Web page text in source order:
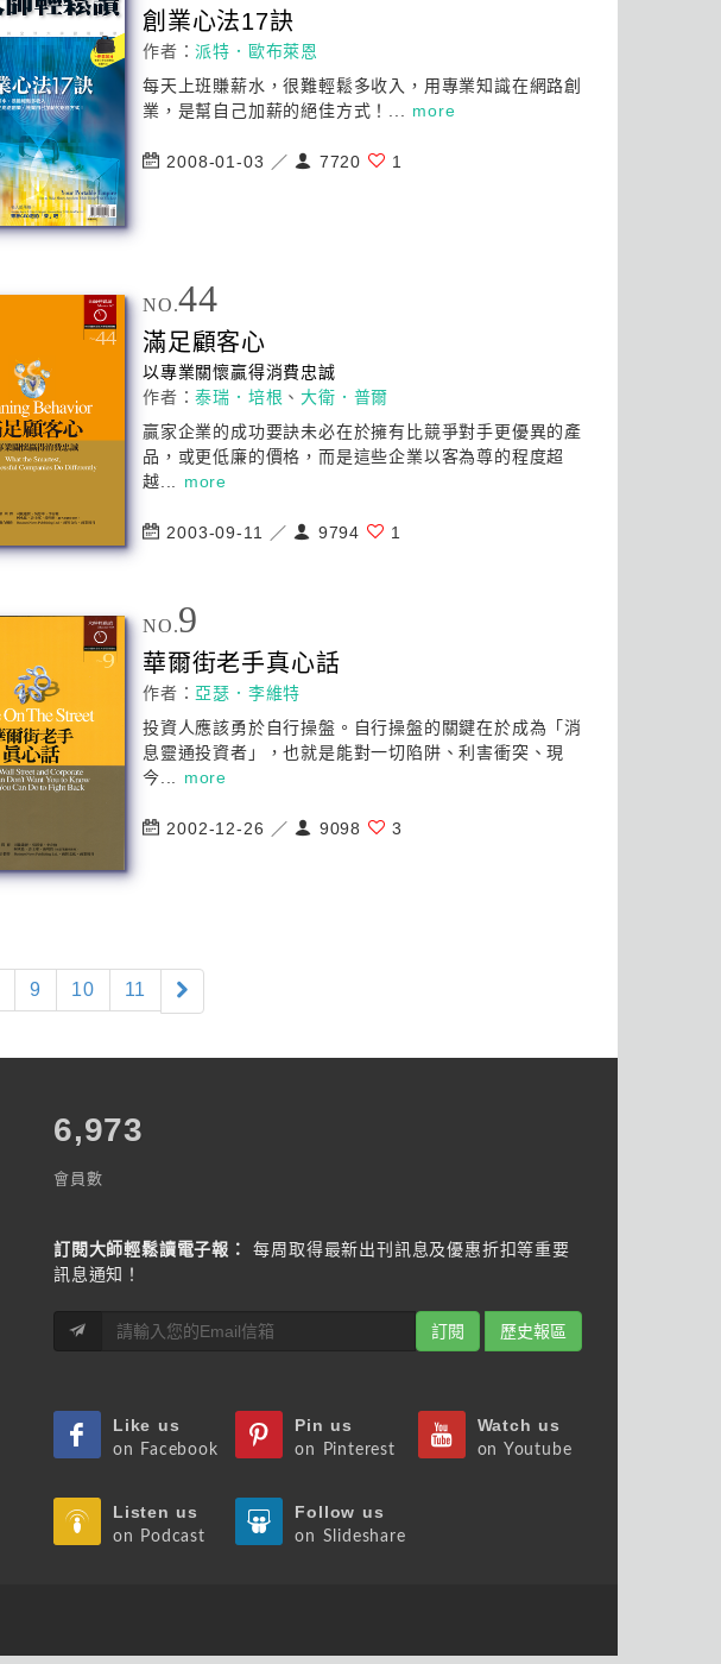
創業心法17訣
作者：派特．歐布萊恩
每天上班賺薪水，很難輕鬆多收入，用專業知識在網路創
業，是幫自己加薪的絕佳方式！... more
2008-01-03 ／ 7720 1
NO.44
滿足顧客心
以專業關懷贏得消費忠誠
作者：泰瑞．培根 、大衛．普爾
贏家企業的成功要訣未必在於擁有比競爭對手更優異的產
品，或更低廉的價格，而是這些企業以客為尊的程度超
越... more
2003-09-11 ／ 9794 1
NO.9
華爾街老手真心話
作者： 亞瑟．李維特
投資人應該勇於自行操盤。自行操盤的關鍵在於成為「消
息靈通投資者」，也就是能對一切陷阱、利害衝突、現
今... more
2002-12-26 ／ 9098 3
9 10 11
7,787
會員數
訂閱大師輕鬆讀電子報：
每周取得最新出刊訊息及優惠折扣等重要
訊息通知！
訂閱 歷史報區
Like us
on Facebook
Pin us
on Pinterest
Watch us
on Youtube
Listen us
on Podcast
Follow us
on Slideshare